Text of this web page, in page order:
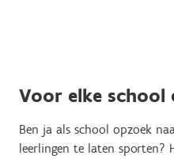
Voor elke school
Ben ja als school opzoek
leerlingen te laten sporten?